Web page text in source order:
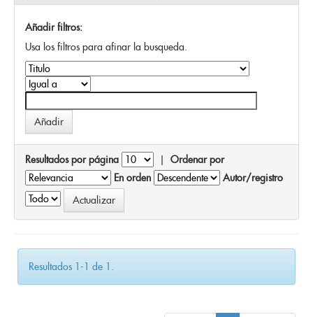
Añadir filtros:
Usa los filtros para afinar la busqueda.
Resultados por página | Ordenar por
En orden
Autor/registro
Resultados 1-1 de 1.